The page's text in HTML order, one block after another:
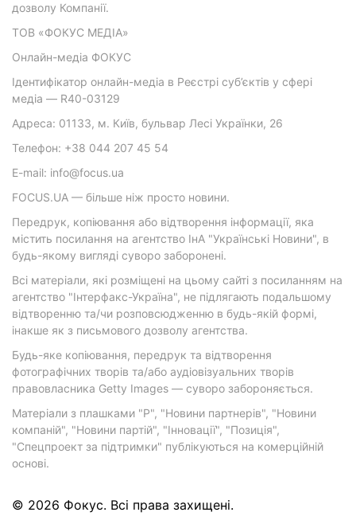
дозволу Компанії.
ТОВ «ФОКУС МЕДІА»
Онлайн-медіа ФОКУС
Ідентифікатор онлайн-медіа в Реєстрі суб’єктів у сфері
медіа — R40-03129
Адреса: 01133, м. Київ, бульвар Лесі Українки, 26
Телефон: +38 044 207 45 54
E-mail: info@focus.ua
FOCUS.UA — більше ніж просто новини.
Передрук, копіювання або відтворення інформації, яка
містить посилання на агентство ІнА "Українські Новини", в
будь-якому вигляді суворо заборонені.
Всі матеріали, які розміщені на цьому сайті з посиланням на
агентство "Інтерфакс-Україна", не підлягають подальшому
відтворенню та/чи розповсюдженню в будь-якій формі,
інакше як з письмового дозволу агентства.
Будь-яке копіювання, передрук та відтворення
фотографічних творів та/або аудіовізуальних творів
правовласника Getty Images — суворо забороняється.
Матеріали з плашками "Р", "Новини партнерів", "Новини
компаній", "Новини партій", "Інновації", "Позиція",
"Спецпроект за підтримки" публікуються на комерційній
основі.
© 2026 Фокус. Всі права захищені.